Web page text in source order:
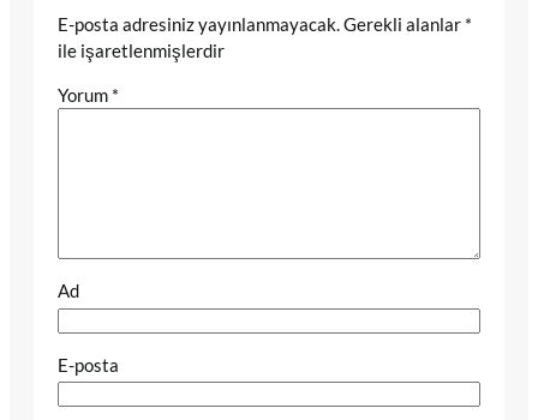
E-posta adresiniz yayınlanmayacak.Gerekli alanlar *
ile işaretlenmişlerdir
Yorum *
Ad
E-posta